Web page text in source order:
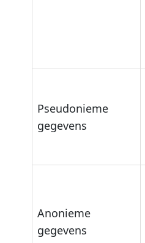
Pseudonieme
gegevens
Anonieme
gegevens